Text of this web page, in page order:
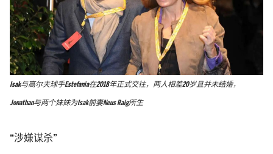
Isak与高尔夫球手Estefania在2018年正式交往，两人相差20岁且并未结婚，
Jonathan与两个妹妹为Isak前妻Neus Raig所生
“涉嫌谋杀”